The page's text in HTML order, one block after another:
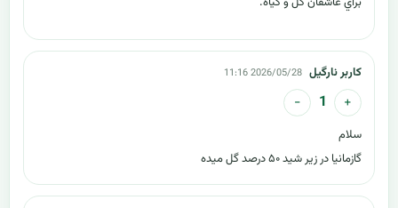
کاربر نارگیل 2026/05/28 11:16
+
1
−
سلام
گازمانيا در زير شيد ۵۰ درصد گل ميده